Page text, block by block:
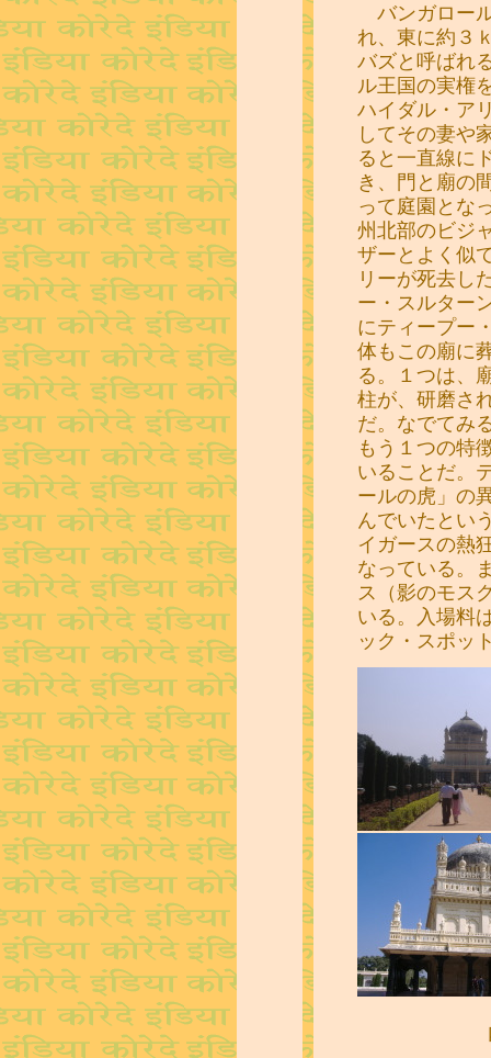
バンガロー
れ、東に約３
バズと呼ばれ
ル王国の実権
ハイダル・ア
してその妻や
ると一直線に
き、門と廟の
って庭園とな
州北部のビジ
ザーとよく似
リーが死去し
ー・スルター
にティープー
体もこの廟に
る。１つは、
柱が、研磨さ
だ。なでてみ
もう１つの特
いることだ。
ールの虎」の
んでいたとい
イガースの熱
なっている。
ス（影のモス
いる。入場料
ック・スポッ